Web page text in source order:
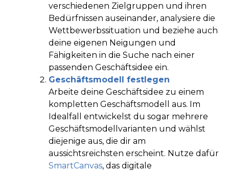
verschiedenen Zielgruppen und ihren
Bedürfnissen auseinander, analysiere die
Wettbewerbssituation und beziehe auch
deine eigenen Neigungen und
Fähigkeiten in die Suche nach einer
passenden Geschäftsidee ein.
Geschäftsmodell festlegen
Arbeite deine Geschäftsidee zu einem
kompletten Geschäftsmodell aus. Im
Idealfall entwickelst du sogar mehrere
Geschäftsmodellvarianten und wählst
diejenige aus, die dir am
aussichtsreichsten erscheint. Nutze dafür
SmartCanvas, das digitale